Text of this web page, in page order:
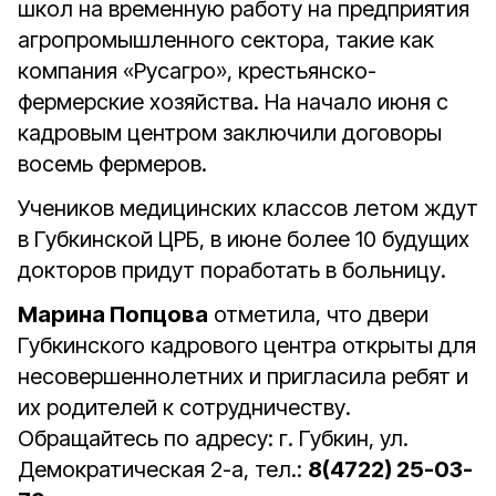
школ на временную работу на предприятия
агропромышленного сектора, такие как
компания «Русагро», крестьянско-
фермерские хозяйства. На начало июня с
кадровым центром заключили договоры
восемь фермеров.
Учеников медицинских классов летом ждут
в Губкинской ЦРБ, в июне более 10 будущих
докторов придут поработать в больницу.
Марина Попцова отметила, что двери
Губкинского кадрового центра открыты для
несовершеннолетних и пригласила ребят и
их родителей к сотрудничеству.
Обращайтесь по адресу: г. Губкин, ул.
Демократическая 2-а, тел.: 8(4722) 25-03-